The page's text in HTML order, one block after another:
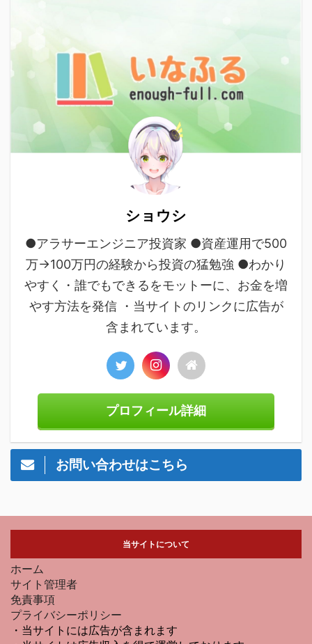
ショウシ
●アラサーエンジニア投資家 ●資産運用で500
万→100万円の経験から投資の猛勉強 ●わかり
やすく・誰でもできるをモットーに、お金を増
やす方法を発信 ・当サイトのリンクに広告が
含まれています。
プロフィール詳細
お問い合わせはこちら
当サイトについて
ホーム
サイト管理者
免責事項
プライバシーポリシー
・当サイトには広告が含まれます